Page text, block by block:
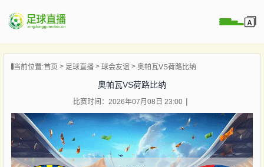
播
闻
当前位置:首页 足球直播 球会友谊 奥帕瓦VS荷路比纳
奥帕瓦VS荷路比纳
比赛时间：2026年07月08日 23:00